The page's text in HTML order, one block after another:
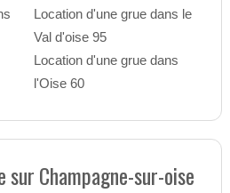
Location d'une grue dans le
Val d'oise 95
Location d'une grue dans
l'Oise 60
sur Champagne-sur-oise